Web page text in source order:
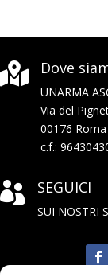
 Dove
UNARMA
Via del
00176 Roma
c.f.:
 SEGUICI
SUI NOSTRI